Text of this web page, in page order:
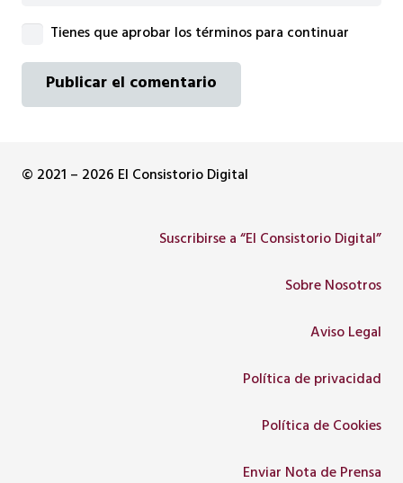
Tienes que aprobar los términos para continuar
Publicar el comentario
© 2021 – 2026 El Consistorio Digital
Suscribirse a “El Consistorio Digital”
Sobre Nosotros
Aviso Legal
Política de privacidad
Política de Cookies
Enviar Nota de Prensa